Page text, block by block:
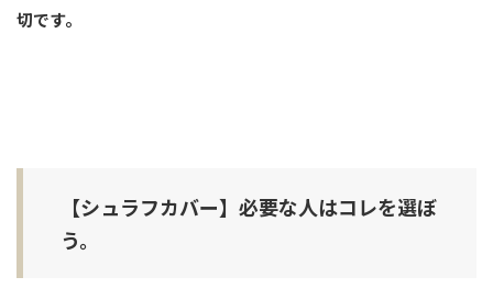
切です。
【シュラフカバー】必要な人はコレを選ぼ
う。